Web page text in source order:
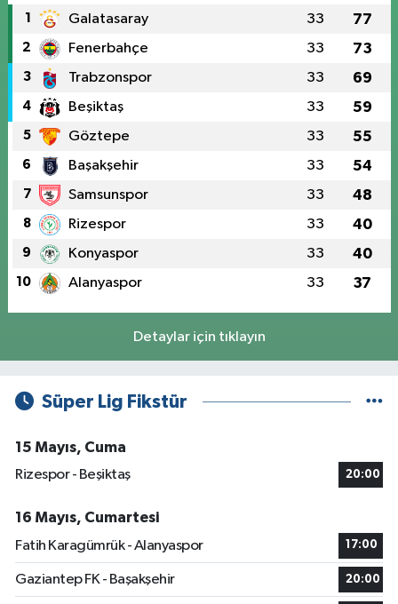
1 Galatasaray 33 77
2 Fenerbahçe 33 73
3 Trabzonspor 33 69
4 Beşiktaş 33 59
5 Göztepe 33 55
6 Başakşehir 33 54
7 Samsunspor 33 48
8 Rizespor 33 40
9 Konyaspor 33 40
10 Alanyaspor 33 37
Detaylar için tıklayın
Süper Lig Fikstür
15 Mayıs, Cuma
Rizespor - Beşiktaş
20:00
16 Mayıs, Cumartesi
Fatih Karagümrük - Alanyaspor
17:00
Gaziantep FK - Başakşehir 20:00